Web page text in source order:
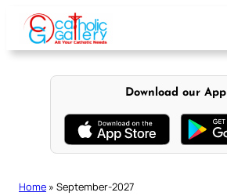
content
Download our App
Home » September-2027